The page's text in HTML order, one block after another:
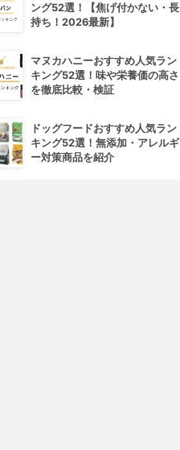
ング52選！【焦げ付かない・長
持ち！2026最新】
マヌカハニーおすすめ人気ラン
キング52選！味や栄養価の高さ
を徹底比較・検証
ドッグフードおすすめ人気ラン
キング52選！無添加・アレルギ
ー対策商品を紹介